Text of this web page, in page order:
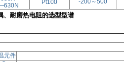
630N Pt100 -200～500
、耐磨热电阻的选型型谱
元件